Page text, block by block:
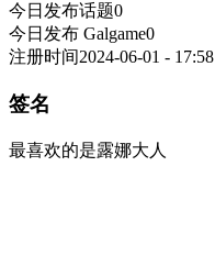
今日发布话题0
今日发布 Galgame0
注册时间2024-06-01 - 17:58
签名
最喜欢的是露娜大人